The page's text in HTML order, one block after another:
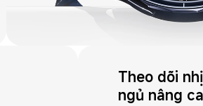
Theo dõi
ngủ nâng